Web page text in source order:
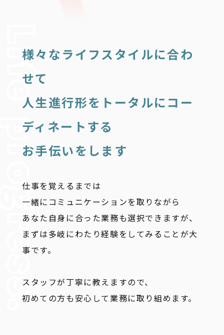
様々なライフスタイルに合わ
せて
人生進行形をトータルにコー
ディネートする
お手伝いをします
仕事を覚えるまでは
一緒にコミュニケーションを取りながら
あなた自身に合った業務も選択できますが、
まずは多岐にわたり経験をしてみることが大
事です。
スタッフが丁寧に教えますので、
初めての方も安心して業務に取り組めます。